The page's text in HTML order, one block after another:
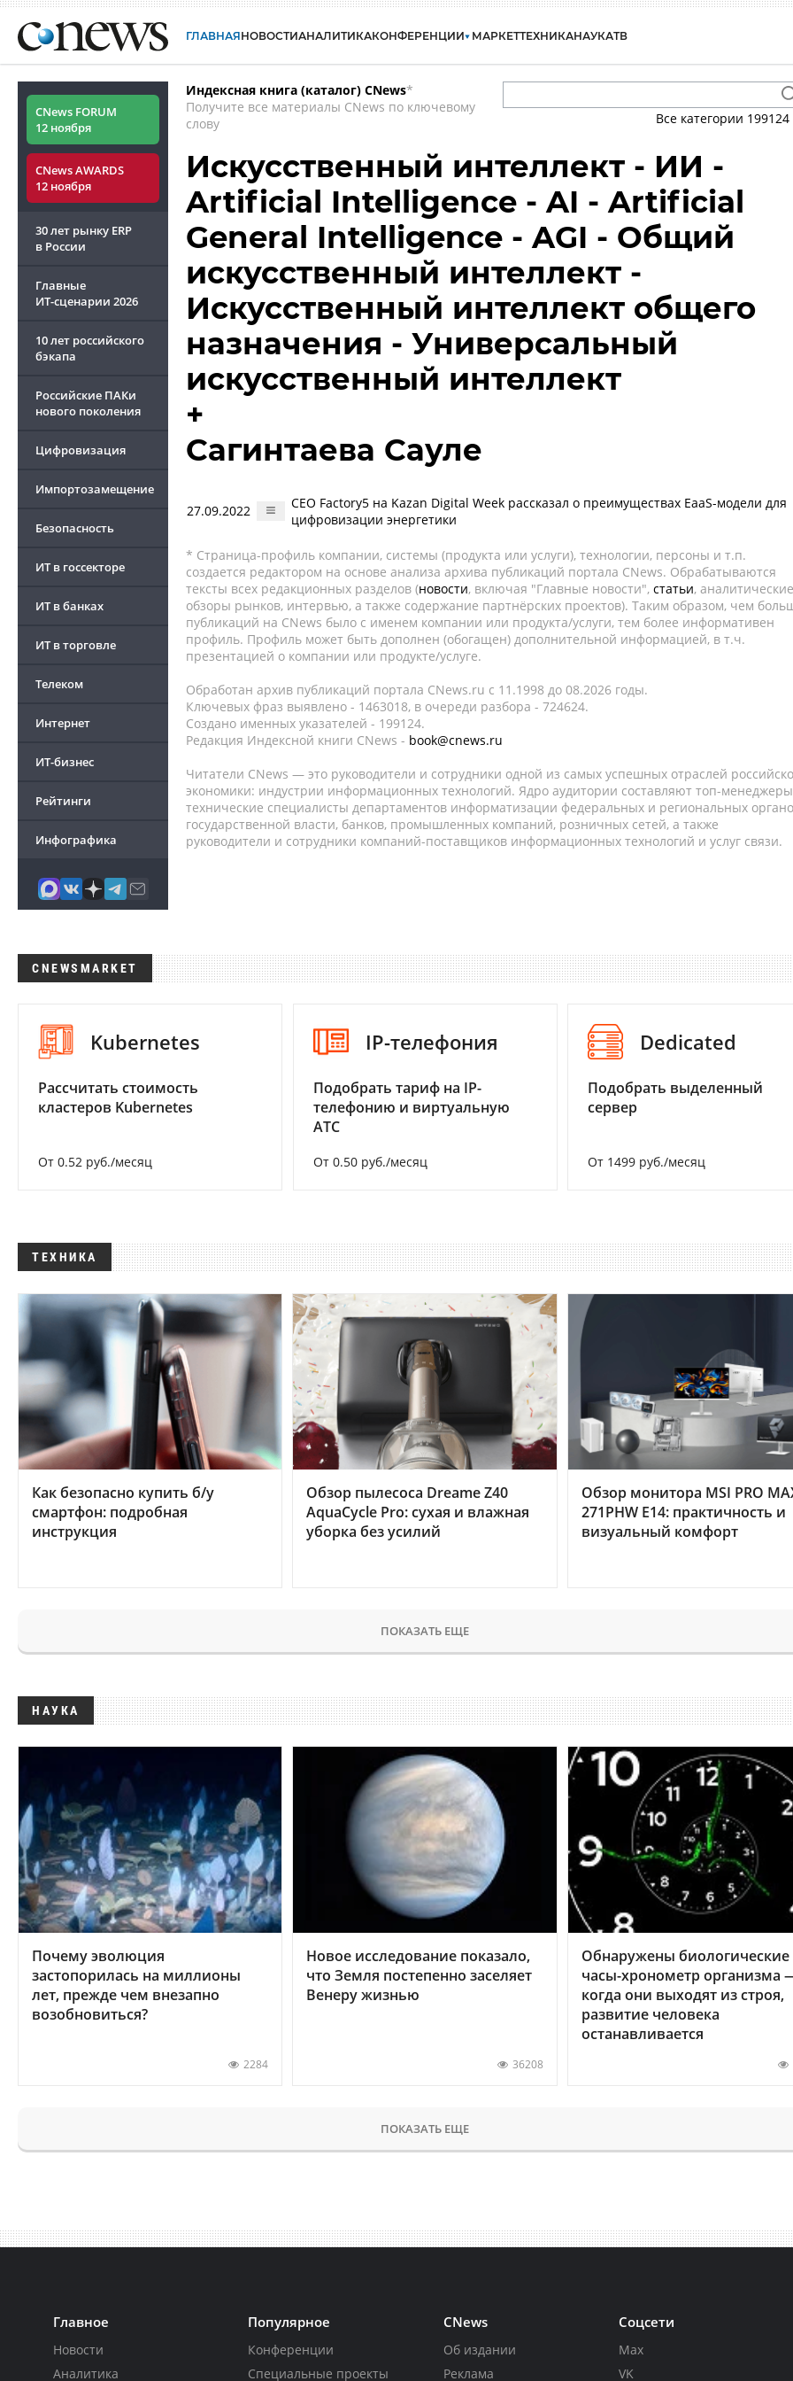
ГЛАВНАЯНОВОСТИАНАЛИТИКАКОНФЕРЕНЦИИ МАРКЕТТЕХНИКАНАУКАТВ
CNews FORUM
12 ноября
CNews AWARDS
12 ноября
30 лет рынку ERP
в России
Главные
ИТ-сценарии 2026
10 лет российского
бэкапа
Российские ПАКи
нового поколения
Цифровизация
Импортозамещение
Безопасность
ИТ в госсекторе
ИТ в банках
ИТ в торговле
Телеком
Интернет
ИТ-бизнес
Рейтинги
Инфографика
Индексная книга (каталог) CNews*
Получите все материалы CNews по ключевому
слову
Все категории 199124
Искусственный интеллект - ИИ -
Artificial Intelligence - AI - Artificial
General Intelligence - AGI - Общий
искусственный интеллект -
Искусственный интеллект общего
назначения - Универсальный
искусственный интеллект
+
Сагинтаева Сауле
27.09.2022
CEO Factory5 на Kazan Digital Week рассказал о преимуществах EaaS-модели для
цифровизации энергетики
* Страница-профиль компании, системы (продукта или услуги), технологии, персоны и т.п.
создается редактором на основе анализа архива публикаций портала CNews. Обрабатываются
тексты всех редакционных разделов (новости, включая "Главные новости", статьи, аналитические
обзоры рынков, интервью, а также содержание партнёрских проектов). Таким образом, чем
публикаций на CNews было с именем компании или продукта/услуги, тем более информативен
профиль. Профиль может быть дополнен (обогащен) дополнительной информацией, в т.ч.
презентацией о компании или продукте/услуге.
Обработан архив публикаций портала CNews.ru c 11.1998 до 08.2026 годы.
Ключевых фраз выявлено - 1463018, в очереди разбора - 724624.
Создано именных указателей - 199124.
Редакция Индексной книги CNews - book@cnews.ru
Читатели CNews — это руководители и сотрудники одной из самых успешных отраслей
экономики: индустрии информационных технологий. Ядро аудитории составляют топ-
технические специалисты департаментов информатизации федеральных и региональных
государственной власти, банков, промышленных компаний, розничных сетей, а также
руководители и сотрудники компаний-поставщиков информационных технологий и услуг связи.
CNEWSMARKET
Kubernetes
Рассчитать стоимость
кластеров Kubernetes
От 0.52 руб./месяц
IP-телефония
Подобрать тариф на IP-
телефонию и виртуальную
АТС
От 0.50 руб./месяц
Dedicated
Подобрать выделенный
сервер
От 1499 руб./месяц
ТЕХНИКА
Как безопасно купить б/у
смартфон: подробная
инструкция
Обзор пылесоса Dreame Z40
AquaCycle Pro: сухая и влажная
уборка без усилий
Обзор монитора MSI PRO
271PHW E14: практичность и
визуальный комфорт
ПОКАЗАТЬ ЕЩЕ
НАУКА
Почему эволюция
застопорилась на миллионы
лет, прежде чем внезапно
возобновиться?
2284
Новое исследование показало,
что Земля постепенно заселяет
Венеру жизнью
36208
Обнаружены биологические
часы-хронометр организма
когда они выходят из строя,
развитие человека
останавливается
ПОКАЗАТЬ ЕЩЕ
Главное
Новости
Аналитика
Популярное
Конференции
Специальные проекты
CNews
Об издании
Реклама
Соцсети
Max
VK